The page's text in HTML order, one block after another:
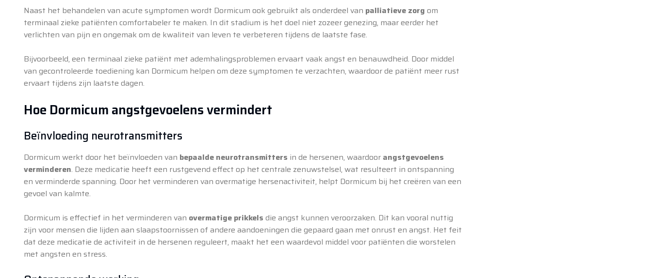
Naast het behandelen van acute symptomen wordt Dormicum ook gebruikt als onderdeel van palliatieve zorg om
terminaal zieke patiënten comfortabeler te maken. In dit stadium is het doel niet zozeer genezing, maar eerder het
verlichten van pijn en ongemak om de kwaliteit van leven te verbeteren tijdens de laatste fase.
Bijvoorbeeld, een terminaal zieke patiënt met ademhalingsproblemen ervaart vaak angst en benauwdheid. Door middel
van gecontroleerde toediening kan Dormicum helpen om deze symptomen te verzachten, waardoor de patiënt meer rust
ervaart tijdens zijn laatste dagen.
Hoe Dormicum angstgevoelens vermindert
Beïnvloeding neurotransmitters
Dormicum werkt door het beïnvloeden van bepaalde neurotransmitters in de hersenen, waardoor angstgevoelens
verminderen. Deze medicatie heeft een rustgevend effect op het centrale zenuwstelsel, wat resulteert in ontspanning
en verminderde spanning. Door het verminderen van overmatige hersenactiviteit, helpt Dormicum bij het creëren van een
gevoel van kalmte.
Dormicum is effectief in het verminderen van overmatige prikkels die angst kunnen veroorzaken. Dit kan vooral nuttig
zijn voor mensen die lijden aan slaapstoornissen of andere aandoeningen die gepaard gaan met onrust en angst. Het feit
dat deze medicatie de activiteit in de hersenen reguleert, maakt het een waardevol middel voor patiënten die worstelen
met angsten en stress.